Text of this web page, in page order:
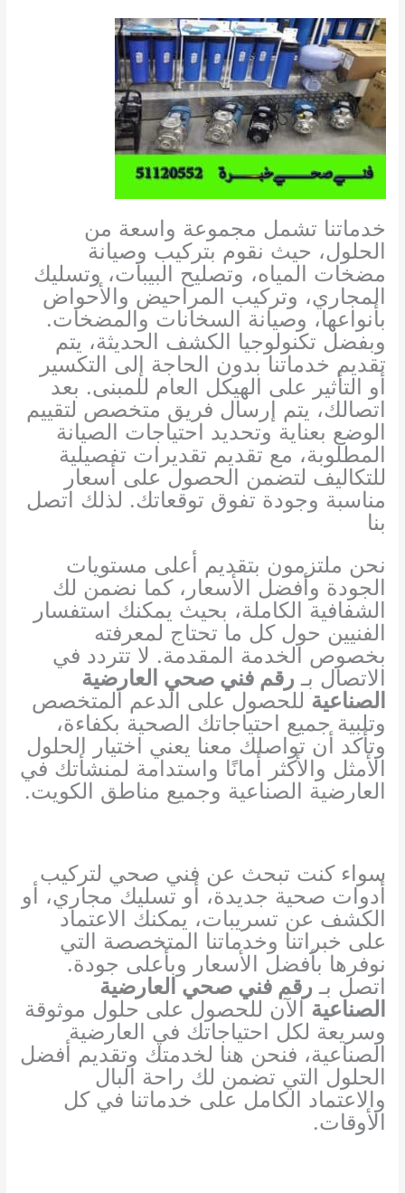
خدماتنا تشمل مجموعة واسعة من
الحلول، حيث نقوم بتركيب وصيانة
مضخات المياه، وتصليح البيبات، وتسليك
المجاري، وتركيب المراحيض والأحواض
بأنواعها، وصيانة السخانات والمضخات.
وبفضل تكنولوجيا الكشف الحديثة، يتم
تقديم خدماتنا بدون الحاجة إلى التكسير
أو التأثير على الهيكل العام للمبنى. بعد
اتصالك، يتم إرسال فريق متخصص لتقييم
الوضع بعناية وتحديد احتياجات الصيانة
المطلوبة، مع تقديم تقديرات تفصيلية
للتكاليف لتضمن الحصول على أسعار
مناسبة وجودة تفوق توقعاتك. لذلك اتصل
بنا
نحن ملتزمون بتقديم أعلى مستويات
الجودة وأفضل الأسعار، كما نضمن لك
الشفافية الكاملة، بحيث يمكنك استفسار
الفنيين حول كل ما تحتاج لمعرفته
بخصوص الخدمة المقدمة. لا تتردد في
الاتصال بـ رقم فني صحي العارضية
الصناعية للحصول على الدعم المتخصص
وتلبية جميع احتياجاتك الصحية بكفاءة،
وتأكد أن تواصلك معنا يعني اختيار الحلول
الأمثل والأكثر أمانًا واستدامة لمنشأتك في
العارضية الصناعية وجميع مناطق الكويت.
سواء كنت تبحث عن فني صحي لتركيب
أدوات صحية جديدة، أو تسليك مجاري، أو
الكشف عن تسريبات، يمكنك الاعتماد
على خبراتنا وخدماتنا المتخصصة التي
نوفرها بأفضل الأسعار وبأعلى جودة.
اتصل بـ رقم فني صحي العارضية
الصناعية الآن للحصول على حلول موثوقة
وسريعة لكل احتياجاتك في العارضية
الصناعية، فنحن هنا لخدمتك وتقديم أفضل
الحلول التي تضمن لك راحة البال
والاعتماد الكامل على خدماتنا في كل
الأوقات.